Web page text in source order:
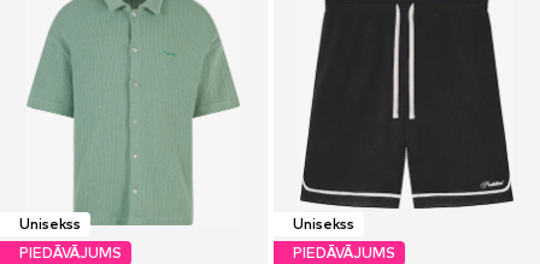
Unisekss
PIEDĀVĀJUMS
Unisekss
PIEDĀVĀJUMS